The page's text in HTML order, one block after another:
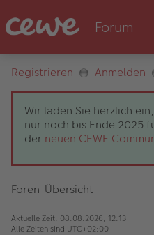
Registrieren Anmelden
Wir laden Sie herzlich
nur noch bis Ende 2025
der neuen CEWE
Foren-Übersicht
Aktuelle Zeit: 08.08.2026, 12:13
Alle Zeiten sind UTC+02:00